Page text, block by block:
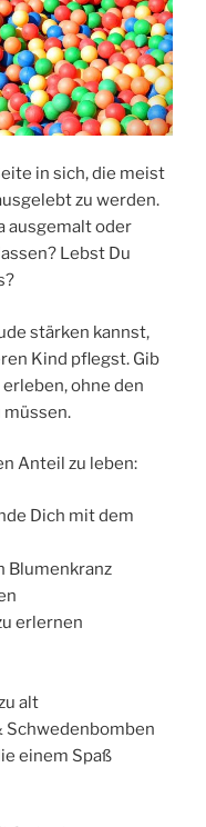
in sich, die meist
zu werden.
ausgemalt oder
Lebst Du
stärken kannst,
Kind pflegst. Gib
ohne den
müssen.
Anteil zu leben:
Dich mit dem
Blumenkranz
erlernen
alt
Schwedenbomben
einem Spaß